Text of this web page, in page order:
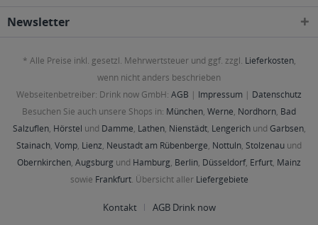
Newsletter
* Alle Preise inkl. gesetzl. Mehrwertsteuer und ggf. zzgl. Lieferkosten,
wenn nicht anders beschrieben
Webseitenbetreiber: Drink now GmbH: AGB | Impressum | Datenschutz
Besuchen Sie auch unsere Shops in: München, Werne, Nordhorn, Bad
Salzuflen, Hörstel und Damme, Lathen, Nienstädt, Lengerichund Garbsen,
Stainach, Vomp, Lienz, Neustadt am Rübenberge, Nottuln, Stolzenau und
Obernkirchen, Augsburg und Hamburg, Berlin, Düsseldorf, Erfurt, Mainz
sowie Frankfurt. Übersicht aller Liefergebiete
Kontakt AGB Drink now